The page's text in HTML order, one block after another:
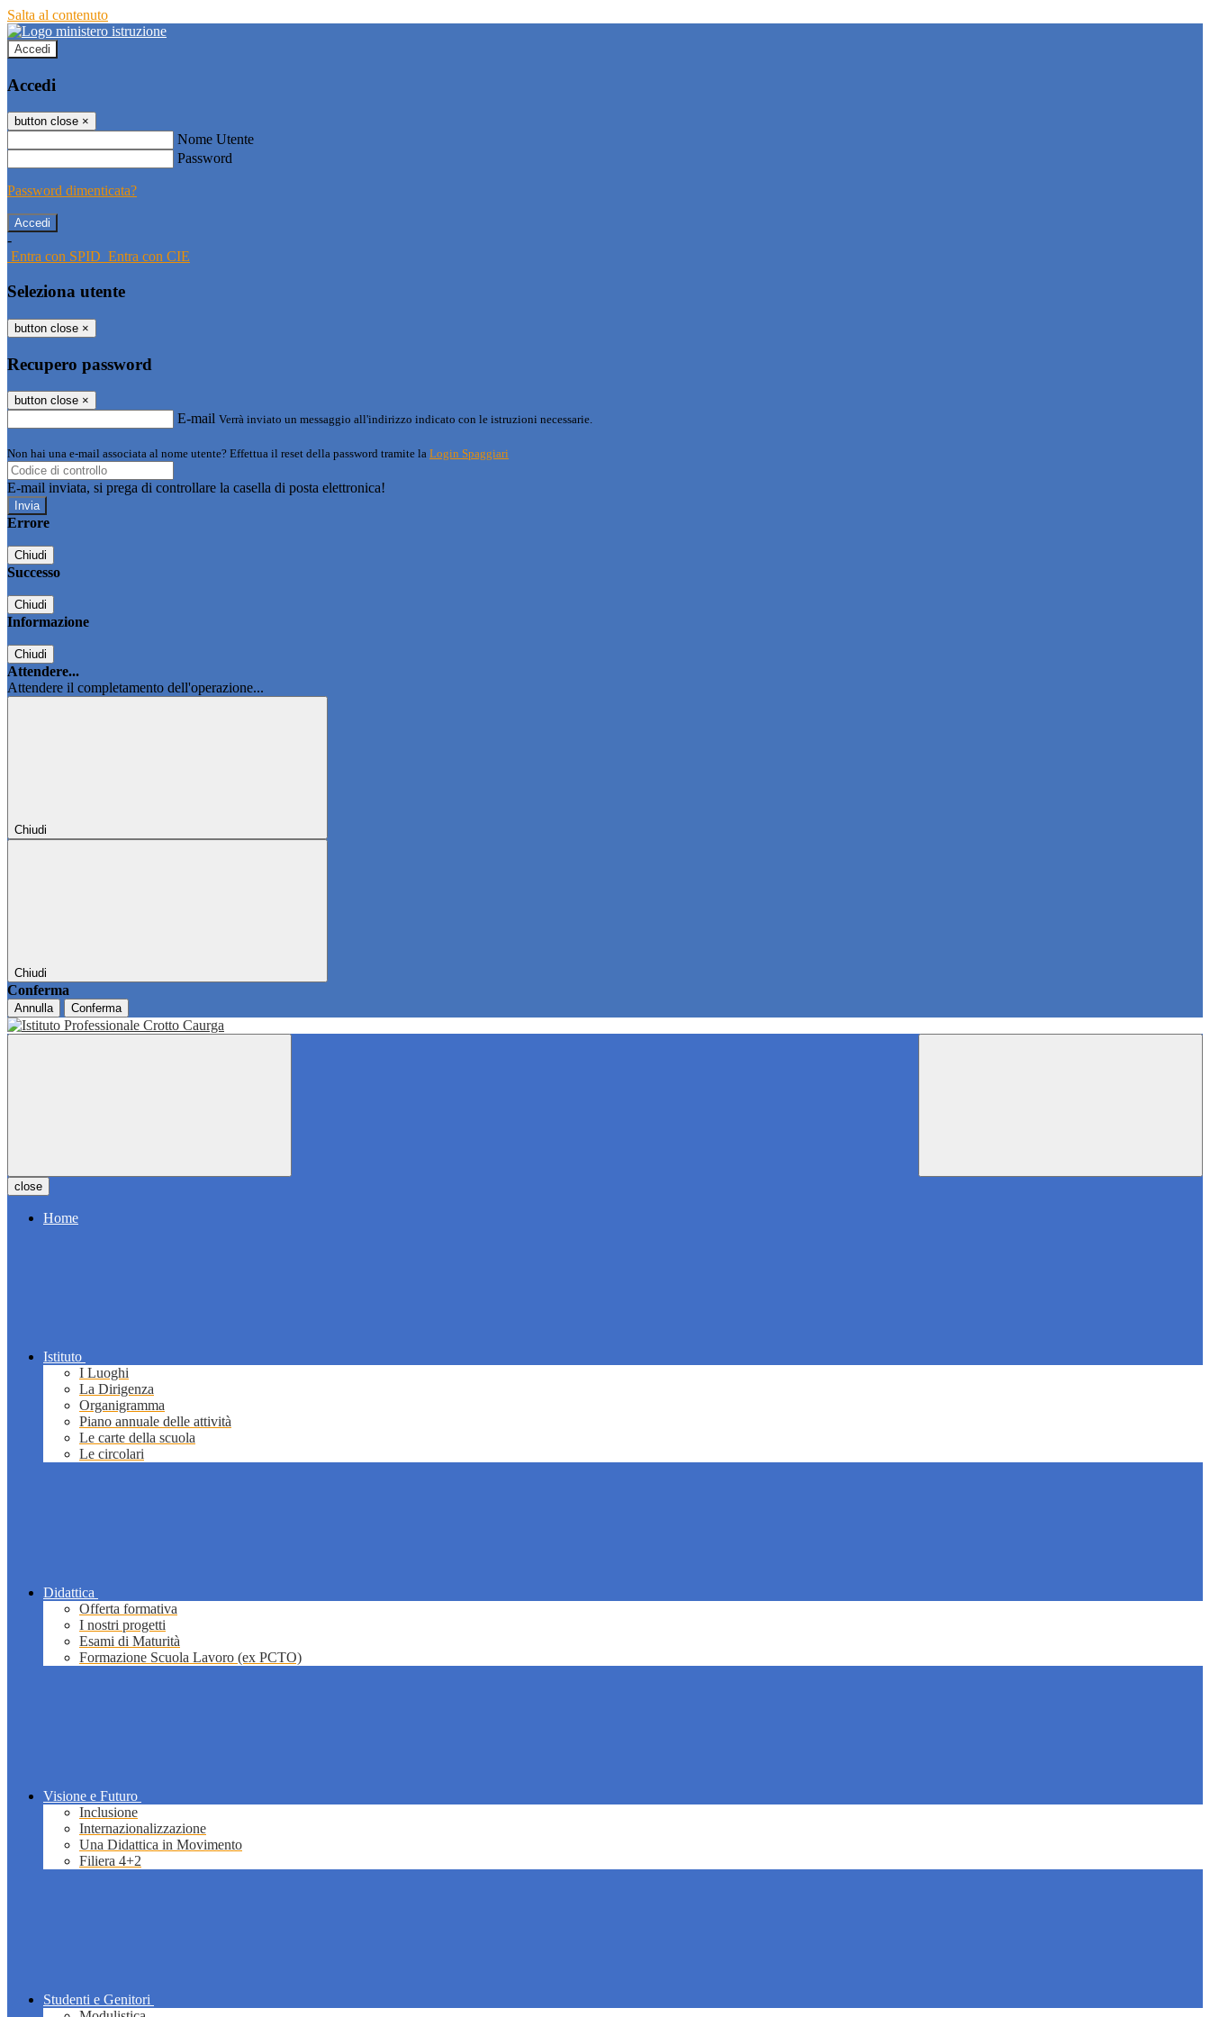
Salta al contenuto
Accedi
Accedi
button close ×
Nome Utente
Password
Password dimenticata?
-
Entra con SPID Entra con CIE
Seleziona utente
button close ×
Recupero password
button close ×
E-mail Verrà inviato un messaggio all'indirizzo indicato con le istruzioni necessarie.
Non hai una e-mail associata al nome utente? Effettua il reset della password tramite la Login Spaggiari
E-mail inviata, si prega di controllare la casella di posta elettronica!
Errore
Chiudi
Successo
Chiudi
Informazione
Chiudi
Attendere...
Attendere il completamento dell'operazione...
Chiudi
Chiudi
Conferma
Annulla Conferma
close
Home
Istituto
I Luoghi
La Dirigenza
Organigramma
Piano annuale delle attività
Le carte della scuola
Le circolari
Didattica
Offerta formativa
I nostri progetti
Esami di Maturità
Formazione Scuola Lavoro (ex PCTO)
Visione e Futuro
Inclusione
Internazionalizzazione
Una Didattica in Movimento
Filiera 4+2
Studenti e Genitori